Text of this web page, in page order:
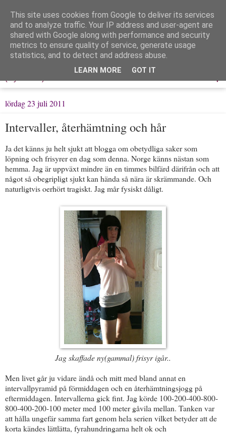
Löpning & Livet
Mitt liv, mina tankar & min träning
▼
lördag 23 juli 2011
Intervaller, återhämtning och hår
Ja det känns ju helt sjukt att blogga om obetydliga saker som
löpning och frisyrer en dag som denna. Norge känns nästan som
hemma. Jag är uppväxt mindre än en timmes bilfärd därifrån och att
något så obegripligt sjukt kan hända så nära är skrämmande. Och
naturligtvis oerhört tragiskt. Jag mår fysiskt dåligt.
Jag skaffade ny(gammal) frisyr igår..
Men livet går ju vidare ändå och mitt med bland annat en
intervallpyramid på förmiddagen och en återhämtningsjogg på
eftermiddagen. Intervallerna gick fint. Jag körde 100-200-400-800-
800-400-200-100 meter med 100 meter gåvila mellan. Tanken var
att hålla ungefär samma fart genom hela serien vilket betyder att de
korta kändes lättlätta, fyrahundringarna helt ok och
This site uses cookies from Google to deliver its services
and to analyze traffic. Your IP address and user-agent are
shared with Google along with performance and security
metrics to ensure quality of service, generate usage
statistics, and to detect and address abuse.
LEARN MORE GOT IT